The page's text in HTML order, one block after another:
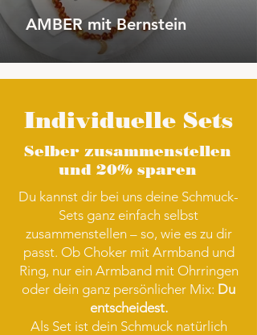
AMBER mit Bernstein
Individuelle Sets
Selber zusammenstellen
und 20% sparen
Du kannst dir bei uns deine Schmuck-
Sets ganz einfach selbst
zusammenstellen – so, wie es zu dir
passt. Ob Choker mit Armband und
Ring, nur ein Armband mit Ohrringen
oder dein ganz persönlicher Mix: Du
entscheidest.
Als Set ist dein Schmuck natürlich